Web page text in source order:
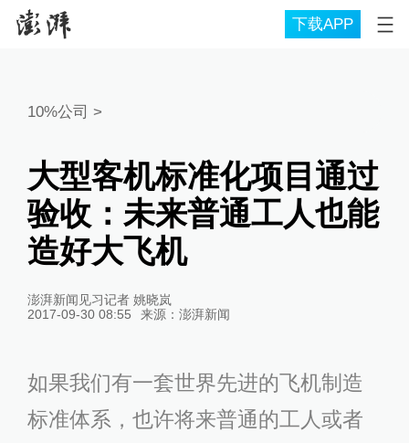
下载APP
10%公司 >
大型客机标准化项目通过
验收：未来普通工人也能
造好大飞机
澎湃新闻见习记者 姚晓岚
2017-09-30 08:55
来源： 澎湃新闻
如果我们有一套世界先进的飞机制造
标准体系，也许将来普通的工人或者